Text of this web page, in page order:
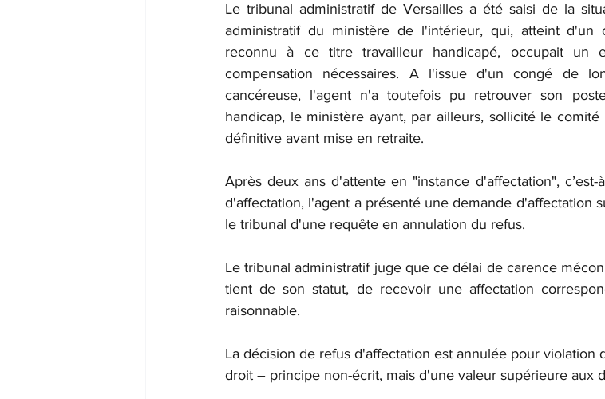
Le tribunal administratif de Versailles a été saisi de la
administratif du ministère de l'intérieur, qui, atteint d'un
reconnu à ce titre travailleur handicapé, occupait un
compensation nécessaires. A l'issue d'un congé de
cancéreuse, l'agent n'a toutefois pu retrouver son
handicap, le ministère ayant, par ailleurs, sollicité le
définitive avant mise en retraite.
Après deux ans d'attente en "instance d'affectation",
d'affectation, l'agent a présenté une demande d'affectation
le tribunal d'une requête en annulation du refus.
Le tribunal administratif juge que ce délai de carence
tient de son statut, de recevoir une affectation
raisonnable.
La décision de refus d'affectation est annulée pour violation
droit – principe non-écrit, mais d'une valeur supérieure aux